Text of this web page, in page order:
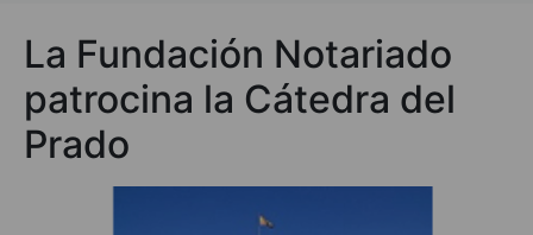
La Fundación Notariado
patrocina la Cátedra del
Prado